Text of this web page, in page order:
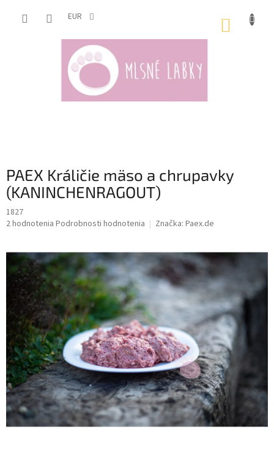
EUR
PAEX Králičie mäso a chrupavky
(KANINCHENRAGOUT)
1827
Priemerné
4,5
hviezdičiek.
2 hodnotenia Podrobnosti hodnotenia Značka: Paex.de